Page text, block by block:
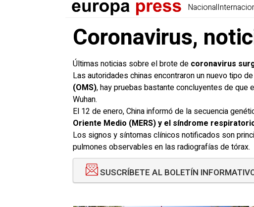
Nacional
Coronavirus,
Últimas noticias sobre el brote de coronavirus
Las autoridades chinas encontraron un nuevo tipo
(OMS), hay pruebas bastante concluyentes de
Wuhan.
El 12 de enero, China informó de la secuencia
Oriente Medio (MERS) y el síndrome
Los signos y síntomas clínicos notificados son
pulmones observables en las radiografías de tórax.
SUSCRÍBETE AL BOLETÍN